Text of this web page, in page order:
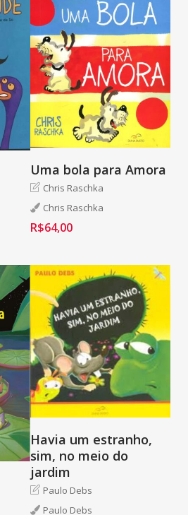
Uma bola para Amora
Chris Raschka
Chris Raschka
R$64,00
Havia um estranho,
sim, no meio do
jardim
Paulo Debs
Paulo Debs